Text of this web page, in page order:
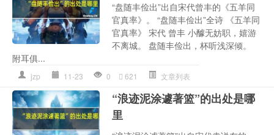
“盘随丰俭出”出自宋代曾丰的《五羊同
官真率》。 “盘随丰俭出”全诗 《五羊同
官真率》 宋代 曾丰 小醵无妨职，嬉游
不离城。 盘随丰俭出，杯听浅深倾。
附耳俱...
jzp 11-23 0 621 文章列表
“浪迹泥涂遽著篮”的出处是哪
里